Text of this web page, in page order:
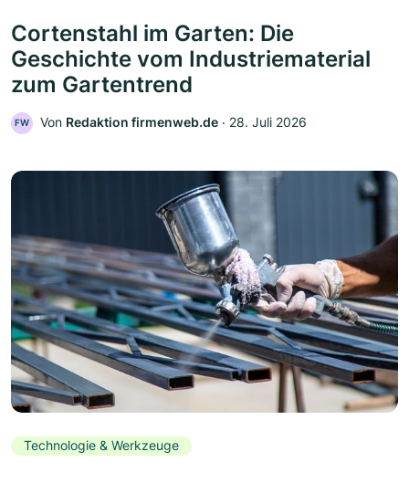
Cortenstahl im Garten: Die
Geschichte vom Industriematerial
zum Gartentrend
FW Von Redaktion firmenweb.de ‧ 28. Juli 2026
Technologie & Werkzeuge